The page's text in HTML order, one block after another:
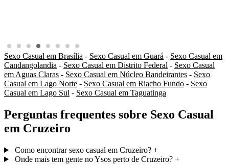
Sexo Casual em Brasília - Sexo Casual em Guará - Sexo Casual em
Candangolandia - Sexo Casual em Distrito Federal - Sexo Casual
em Aguas Claras - Sexo Casual em Núcleo Bandeirantes - Sexo
Casual em Lago Norte - Sexo Casual em Riacho Fundo - Sexo
Casual em Lago Sul - Sexo Casual em Taguatinga
Perguntas frequentes sobre Sexo Casual
em Cruzeiro
Como encontrar sexo casual em Cruzeiro? +
Onde mais tem gente no Ysos perto de Cruzeiro? +